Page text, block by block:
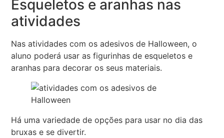
Esqueletos e aranhas nas
atividades
Nas atividades com os adesivos de Halloween, o
aluno poderá usar as figurinhas de esqueletos e
aranhas para decorar os seus materiais.
Há uma variedade de opções para usar no dia das
bruxas e se divertir.